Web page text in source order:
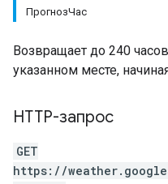
ПрогнозЧас
Возвращает до 240
указанном месте,
HTTP-запрос
GET
https://